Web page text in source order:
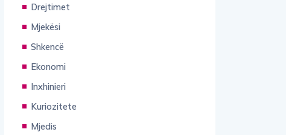
Drejtimet
Mjekësi
Shkencë
Ekonomi
Inxhinieri
Kuriozitete
Mjedis